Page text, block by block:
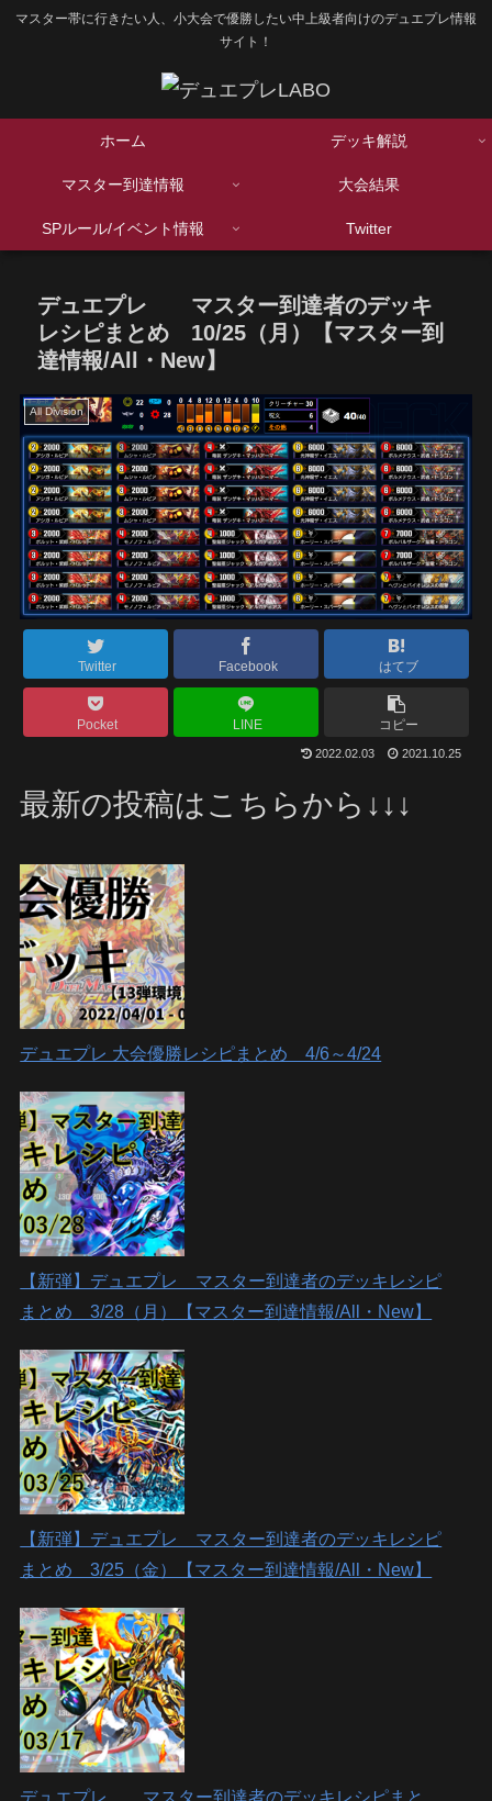
マスター帯に行きたい人、小大会で優勝したい中上級者向けのデュエプレ情報
サイト！
ホーム デッキ解説
マスター到達情報 大会結果
SPルール/イベント情報 Twitter
デュエプレ マスター到達者のデッキ
レシピまとめ 10/25（月）【マスター到
達情報/All・New】
All Division
Twitter Facebook はてブ
Pocket LINE コピー
2022.02.03 2021.10.25
最新の投稿はこちらから↓↓↓
デュエプレ 大会優勝レシピまとめ 4/6～4/24
【新弾】デュエプレ マスター到達者のデッキレシピ
まとめ 3/28（月）【マスター到達情報/All・New】
【新弾】デュエプレ マスター到達者のデッキレシピ
まとめ 3/25（金）【マスター到達情報/All・New】
デュエプレ マスター到達者のデッキレシピまと